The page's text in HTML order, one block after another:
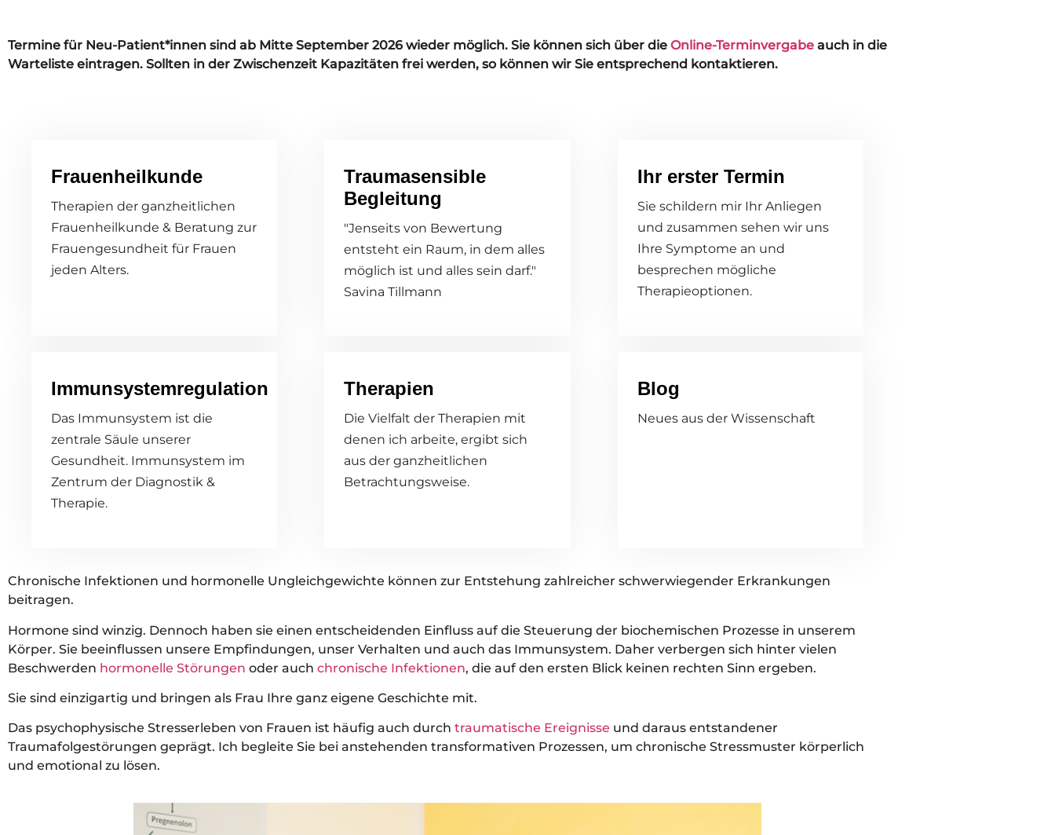
Termine für Neu-Patient*innen sind ab Mitte September 2026 wieder möglich. Sie können sich über die Online-Terminvergabe auch in die
Warteliste eintragen. Sollten in der Zwischenzeit Kapazitäten frei werden, so können wir Sie entsprechend kontaktieren.
Frauenheilkunde
Therapien der ganzheitlichen
Frauenheilkunde & Beratung zur
Frauengesundheit für Frauen
jeden Alters.
Immunsystemregulation
Das Immunsystem ist die
zentrale Säule unserer
Gesundheit. Immunsystem im
Zentrum der Diagnostik &
Therapie.
Traumasensible
Begleitung
"Jenseits von Bewertung
entsteht ein Raum, in dem alles
möglich ist und alles sein darf."
Savina Tillmann
Therapien
Die Vielfalt der Therapien mit
denen ich arbeite, ergibt sich
aus der ganzheitlichen
Betrachtungsweise.
Ihr erster Termin
Sie schildern mir Ihr Anliegen
und zusammen sehen wir uns
Ihre Symptome an und
besprechen mögliche
Therapieoptionen.
Blog
Neues aus der Wissenschaft
Chronische Infektionen und hormonelle Ungleichgewichte können zur Entstehung zahlreicher schwerwiegender Erkrankungen
beitragen.
Hormone sind winzig. Dennoch haben sie einen entscheidenden Einfluss auf die Steuerung der biochemischen Prozesse in unserem
Körper. Sie beeinflussen unsere Empfindungen, unser Verhalten und auch das Immunsystem. Daher verbergen sich hinter vielen
Beschwerden hormonelle Störungen oder auch chronische Infektionen, die auf den ersten Blick keinen rechten Sinn ergeben.
Sie sind einzigartig und bringen als Frau Ihre ganz eigene Geschichte mit.
Das psychophysische Stresserleben von Frauen ist häufig auch durch traumatische Ereignisse und daraus entstandener
Traumafolgestörungen geprägt. Ich begleite Sie bei anstehenden transformativen Prozessen, um chronische Stressmuster körperlich
und emotional zu lösen.